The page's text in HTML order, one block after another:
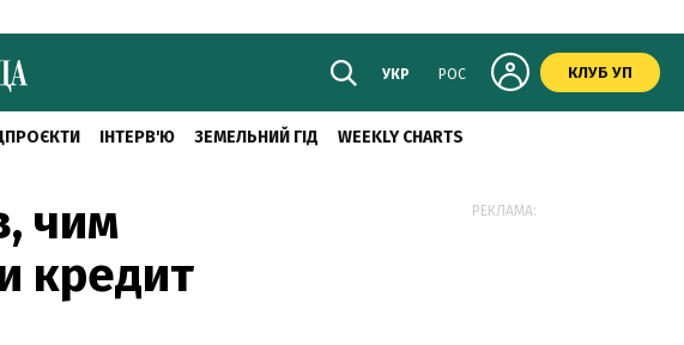
УКР РОС КЛУБ УП
ІНТЕРВ'Ю ЗЕМЕЛЬНИЙ ГІД WEEKLY CHARTS
чим
кредит
РЕКЛАМА: